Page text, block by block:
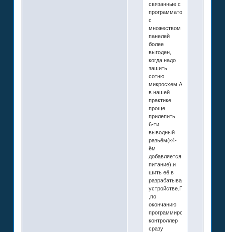
связанные с
с
множеством
панелей
более
выгоден,
когда надо
зашить
сотню
микросхем.А
в нашей
практике
проще
прилепить
6-ти
выводный
разьём(к4-
ём
добавляется
питание),и
шить её в
разрабатываемом
устройстве.Причем
,по
окончанию
программирования,
контроллер
сразу